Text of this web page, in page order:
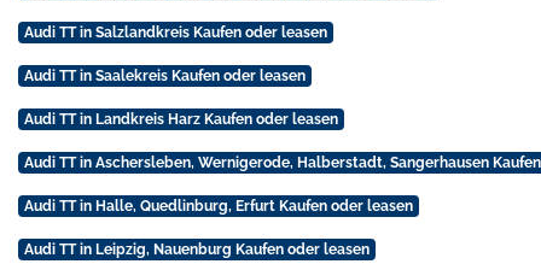
Audi TT in Salzlandkreis Kaufen oder leasen
Audi TT in Saalekreis Kaufen oder leasen
Audi TT in Landkreis Harz Kaufen oder leasen
Audi TT in Aschersleben, Wernigerode, Halberstadt, Sangerhausen
Audi TT in Halle, Quedlinburg, Erfurt Kaufen oder leasen
Audi TT in Leipzig, Nauenburg Kaufen oder leasen